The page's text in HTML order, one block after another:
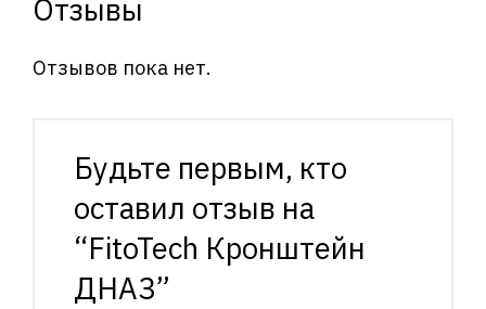
Отзывы
Отзывов пока нет.
Будьте первым, кто
оставил отзыв на
“FitoTech Кронштейн
ДНАЗ”